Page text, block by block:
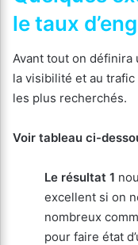
le taux
Avant tout on
la visibilité et au
les plus recherchés.
Voir tableau ci-
Le résultat 1
excellent si on
nombreux
pour faire état